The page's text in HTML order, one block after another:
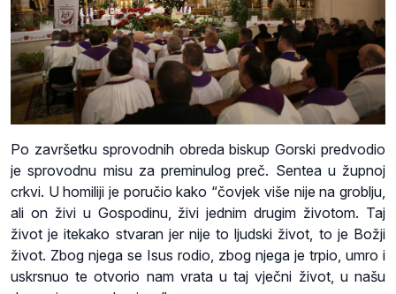
Po završetku sprovodnih obreda biskup Gorski predvodio
je sprovodnu misu za preminulog preč. Sentea u župnoj
crkvi. U homiliji je poručio kako “čovjek više nije na groblju,
ali on živi u Gospodinu, živi jednim drugim životom. Taj
život je itekako stvaran jer nije to ljudski život, to je Božji
život. Zbog njega se Isus rodio, zbog njega je trpio, umro i
uskrsnuo te otvorio nam vrata u taj vječni život, u našu